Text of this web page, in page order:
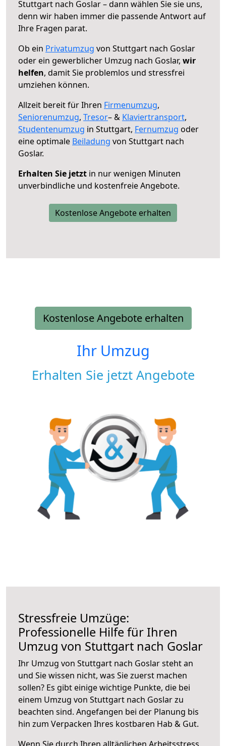
Stuttgart nach Goslar – dann wählen Sie sie uns,
denn wir haben immer die passende Antwort auf
Ihre Fragen parat.
Ob ein Privatumzug von Stuttgart nach Goslar
oder ein gewerblicher Umzug nach Goslar, wir
helfen, damit Sie problemlos und stressfrei
umziehen können.
Allzeit bereit für Ihren Firmenumzug,
Seniorenumzug, Tresor– & Klaviertransport,
Studentenumzug in Stuttgart, Fernumzug oder
eine optimale Beiladung von Stuttgart nach
Goslar.
Erhalten Sie jetzt in nur wenigen Minuten
unverbindliche und kostenfreie Angebote.
Kostenlose Angebote erhalten
Kostenlose Angebote erhalten
Ihr Umzug
Erhalten Sie jetzt Angebote
Stressfreie Umzüge:
Professionelle Hilfe für Ihren
Umzug von Stuttgart nach Goslar
Ihr Umzug von Stuttgart nach Goslar steht an
und Sie wissen nicht, was Sie zuerst machen
sollen? Es gibt einige wichtige Punkte, die bei
einem Umzug von Stuttgart nach Goslar zu
beachten sind. Angefangen bei der Planung bis
hin zum Verpacken Ihres kostbaren Hab & Gut.